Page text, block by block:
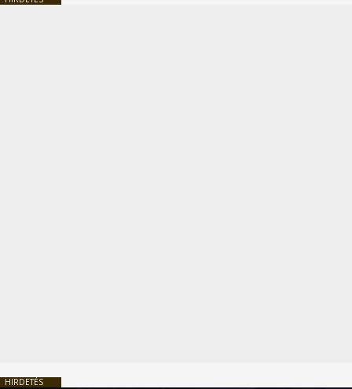
HIRDETÉS